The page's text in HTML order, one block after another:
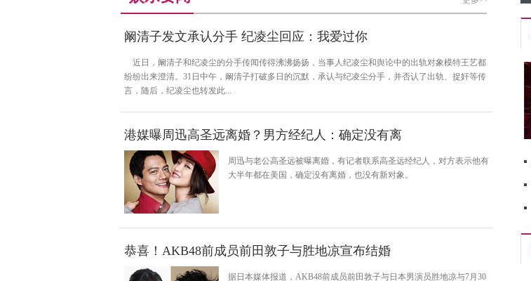
阚清子发文承认分手 纪凌尘回应：我爱过你
近日，阚清子和纪凌尘的分手传闻传得沸沸扬扬，当事人纪凌尘和舆论中的出轨对象模特王艺都
纷纷出来澄清。31日中午，阚清子打破多日的沉默，承认与纪凌尘分手，并否认了出轨、捉奸等传
言，随后，纪凌尘也转发此...
港媒曝周迅高圣远离婚？男方经纪人：确定没有离
周迅与老公高圣远被曝离婚，有记者联系高圣远经纪人，对方表示他有
大半年都在美国，确定没有离婚，也没有新对象。
恭喜！AKB48前成员前田敦子与胜地凉宣布结婚
据日本媒体报道，AKB48前成员前田敦子与日本男演员胜地凉与7月30